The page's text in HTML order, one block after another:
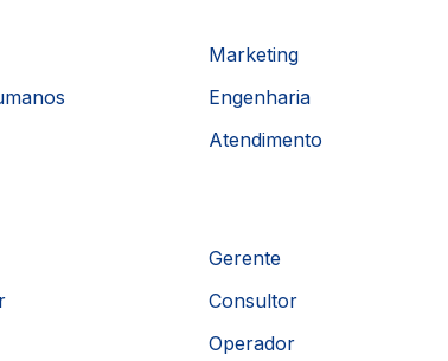
Marketing
Engenharia
Atendimento
Gerente
Consultor
Operador